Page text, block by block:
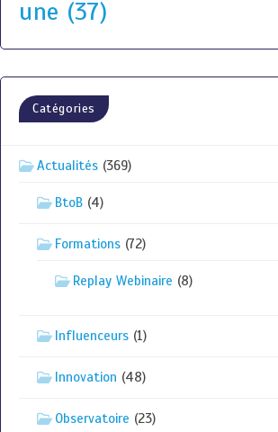
une (37)
Catégories
Actualités (369)
BtoB (4)
Formations (72)
Replay Webinaire (8)
Influenceurs (1)
Innovation (48)
Observatoire (23)